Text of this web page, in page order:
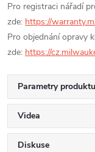
Pro registraci nářadí
zde: https://
Pro objednání opravy
zde: https://
Parametry produktu
Videa
Diskuse